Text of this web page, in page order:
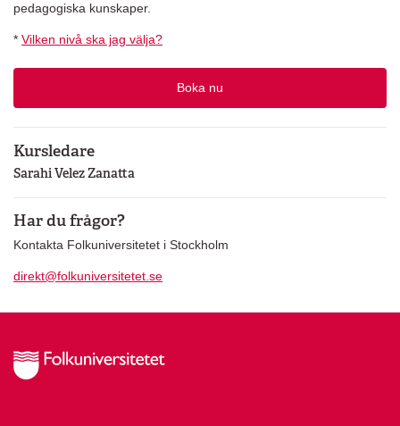
pedagogiska kunskaper.
* Vilken nivå ska jag välja?
Boka nu
Kursledare
Sarahi Velez Zanatta
Har du frågor?
Kontakta Folkuniversitetet i Stockholm
direkt@folkuniversitetet.se